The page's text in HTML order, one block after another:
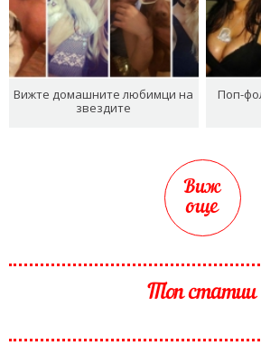
Вижте домашните любимци на
звездите
Поп-
Виж
още
Топ статии